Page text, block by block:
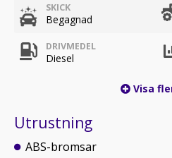
SKICK
Begagnad
DRIVMEDEL
Diesel
Visa
Utrustning
ABS-bromsar